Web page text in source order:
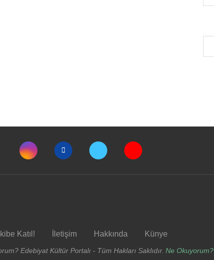
Katıl! İletişim Hakkında Künye
Edebiyat Kültür Portalı - Tüm Hakları Saklıdır. Ne Okuyorum?